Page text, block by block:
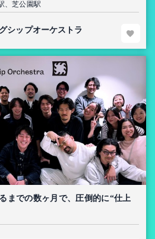
、芝公園駅
シップオーケストラ
までの数ヶ月で、圧倒的に“仕上